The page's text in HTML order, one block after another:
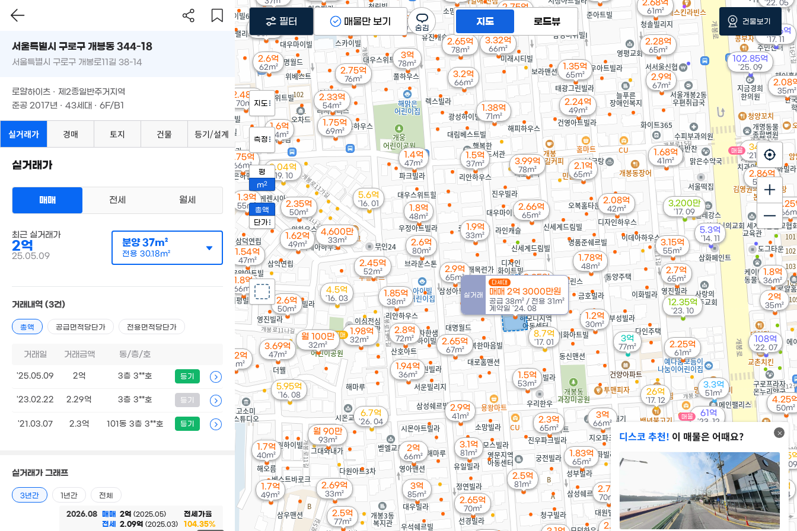
61억
'23. 12
매물
34억
'21. 08
매물
1.98억
32m²
경매
1.92억
33m²
2.65억
67m²
3.1억
81m²
월 90만
93m²
1.4억
47m²
3.2억
66m²
2.25
2.35억
2.9억
41m² 3억
66m²
1.5억
53m²
1.78억
48m²
2.33억
54m²
3.15억
55m²
6.7억
'26. 04
2.8억
72m²
1.2억
30m²
2.75억
76m²
2.9억
65m²
월 100만
32m²
2.08억
42m²
2.7억
65m²
1.6억
64m²
2.6억
50m²
2.28억
65m²
2.75억
2.6억
102.85억
'25. 09
월 68만
50m²
2.45억
52m²
1.83억
65m²
1.3억
55m²
2.5억
77m²
1.5억
37m²
2.66억
65m²
3.99억
78m²
2.68억
61m²
2.86억
52m²
3억
77m²
1.8억
36m²
1.75억
66m²
3억
85m²
2.5억
81m²
1.7억
40m²
월 15만
1.35억
65m² 2.9억
67m²
실거래
다세대
매매 2억 3000만원
공급 38m² / 전용 31m²
계약일 '24. 08
2.08
35m²
2.48억
70m²
1.54억
47m²
1.9억
33m²
1.7억
49m²
3억
78m²
2.69억
33m²
1.85억
38m² 12.35억
'23. 10
1.68억
41m²
2.6억
62m²
2.35억
50m²
3.69억
47m²
4,600만
33m²
1.94억
36m²
2억
35m²
2.7억
70m²
2.24억
49m²
108억
'22. 07
1.8억
48m²
3.32억
66m²
4.25
50m²
'22. 05
21.5억
'22. 04
3.3억
51m²
2.1억
65m²
1.62억
49m²
2.3억
65m²
2.65억
70m²
2.55억
2.65억
78m²
1.8억
66m²
1.38억
71m²
2.25억
61m²
3.04억
'19. 10
12.2억
'19. 08
2억
66m²
2.6억
80m²
26억
'17. 12
26.96억
'17. 11
3,200만
'17. 09
8.7억
'17. 01
5.25
'16. 09
5.95억
'16. 08
4.5억
'16. 03
5.6억
'16. 01
1.75억
69m²
5.3억
'14. 11
디스코 추천! 이 매물은 어때요?
지도 로드뷰
지도
측정
평
m2
총액
단가
필터 매물만 보기 건물보기
서울특별시 구로구 개봉동 344-18
서울특별시 구로구 개봉로11길 38-14
로얄하이츠 · 제2종일반주거지역
준공 2017년 · 43세대 · 6F/B1
실거래가 경매 토지 건물 등기/설계
실거래가
매매 전세 월세
최근 실거래가
2억
25.05.09
분양37m²
전용 30.18m²
거래내역 (3건)
총액 공급면적당단가 전용면적당단가
거래일 거래금액 동/층/호
'25.05.09 2억 3층 3**호 등기
'23.02.22 2.29억 3층 3**호 등기
'21.03.07 2.3억 101동 3층 3**호 등기
실거래가 그래프
3년간 1년간 전체
2026.08 매매 2억 (2025.05)
전세 2.09억 (2025.03)
전세가율
104.35%